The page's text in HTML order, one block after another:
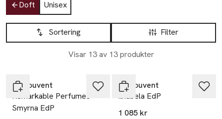
Doft
Unisex
Hoppa till produktsidan
Filter
Sortering
Visar 13 av 13 produkter
Lista över produkter
Le Couvent
Remarkable Perfumes
Smyrna EdP
Le Couvent
Ilhabela EdP
1 085 kr